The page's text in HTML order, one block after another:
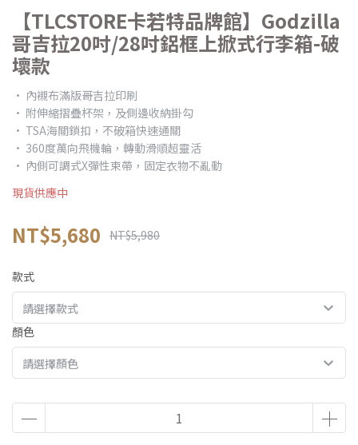
【TLCSTORE卡若特品牌館】Godzilla
哥吉拉20吋/28吋鋁框上掀式行李箱-破
壞款
• 內襯布滿版哥吉拉印刷
• 附伸縮摺疊杯架，及側邊收納掛勾
• TSA海關鎖扣，不破箱快速通關
• 360度萬向飛機輪，轉動滑順超靈活
• 內側可調式X彈性束帶，固定衣物不亂動
現貨供應中
NT$5,680 NT$5,980
款式
請選擇款式
顏色
請選擇顏色